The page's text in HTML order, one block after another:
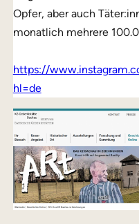
Opfer, aber auch
monatlich mehrere
https://
hl=de